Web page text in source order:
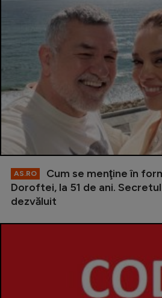
AS.RO
Cum se menţine în
Doroftei, la 51 de ani.
dezvăluit